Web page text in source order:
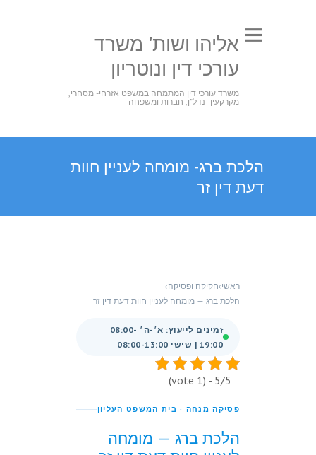
אליהו ושות' משרד
עורכי דין ונוטריון
משרד עורכי דין המתמחה במשפט אזרחי- מסחרי,
מקרקעין- נדל"ן, חברות ומשפחה
הלכת ברג- מומחה לעניין חוות
דעת דין זר
ראשי›חקיקה ופסיקה›
הלכת ברג — מומחה לעניין חוות דעת דין זר
זמינים לייעוץ: א׳-ה׳ 08:00-
19:00 | שישי 08:00-13:00
5/5 - (1 vote)
פסיקה מנחה · בית המשפט העליון
הלכת ברג — מומחה